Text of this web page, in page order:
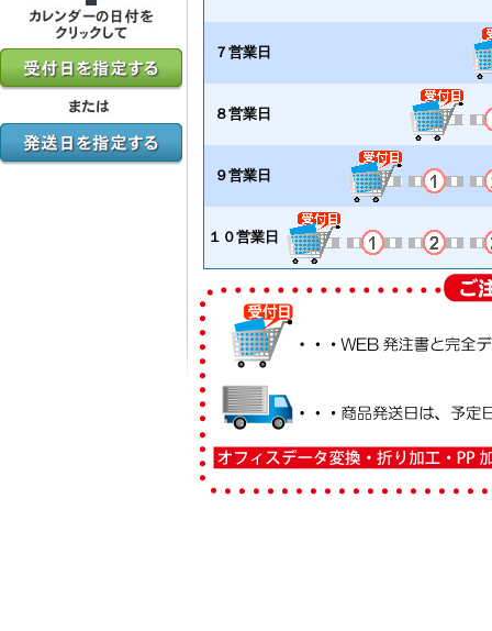
７営業日
８営業日
９営業日
１０営業日